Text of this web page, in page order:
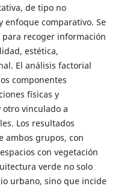
de tipo no
enfoque comparativo. Se
recoger información
estética,
El análisis factorial
componentes
físicas y
vinculado a
Los resultados
ambos grupos, con
con vegetación
verde no solo
urbano, sino que incide